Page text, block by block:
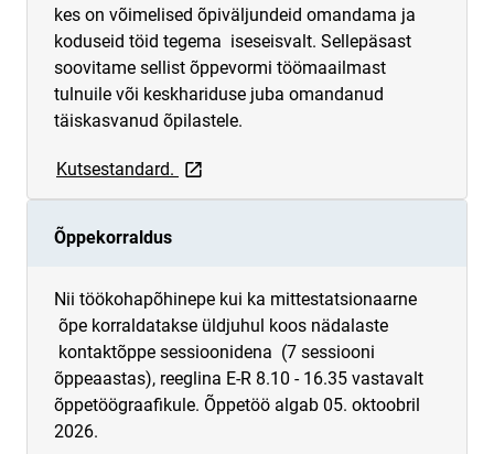
kes on võimelised õpiväljundeid omandama ja
koduseid töid tegema iseseisvalt. Sellepäsast
soovitame sellist õppevormi töömaailmast
tulnuile või keskhariduse juba omandanud
täiskasvanud õpilastele.
Kutsestandard. link opens on new page
Õppekorraldus
Nii töökohapõhinepe kui ka mittestatsionaarne
õpe korraldatakse üldjuhul koos nädalaste
kontaktõppe sessioonidena (7 sessiooni
õppeaastas), reeglina E-R 8.10 - 16.35 vastavalt
õppetöögraafikule. Õppetöö algab 05. oktoobril
2026.